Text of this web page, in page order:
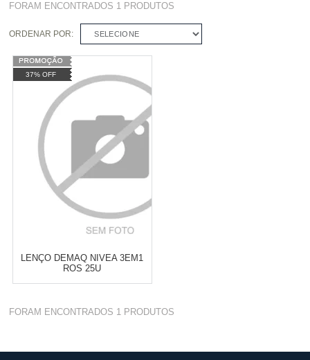
FORAM ENCONTRADOS 1 PRODUTOS
ORDENAR POR: SELECIONE
37% OFF
LENÇO DEMAQ NIVEA 3EM1
ROS 25U
Varejo: R$ 4.050,70
10 x de R$ 255,09
FORAM ENCONTRADOS 1 PRODUTOS